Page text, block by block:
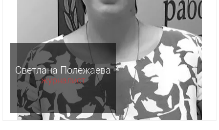
Светлана Полежаева
журналист